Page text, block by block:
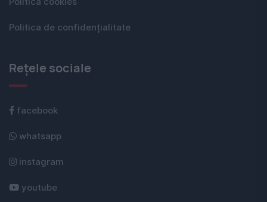
Politica de confidențialitate
Rețele sociale
facebook
whatsapp
instagram
youtube